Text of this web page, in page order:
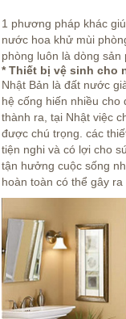
1 phương pháp khác
nước hoa khử mùi
phòng luôn là dòng sản
* Thiết bị vệ sinh cho
Nhật Bản là đất nước
hệ cống hiến nhiều cho
thành ra, tại Nhật việc
được chú trọng. các
tiện nghi và có lợi cho
tận hưởng cuộc sống
hoàn toàn có thể gây ra